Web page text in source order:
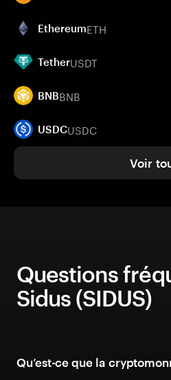
EthereumETH
TetherUSDT
BNBBNB
USDCUSDC
Voir
Questions
Sidus (SIDUS)
Qu’est-ce que la